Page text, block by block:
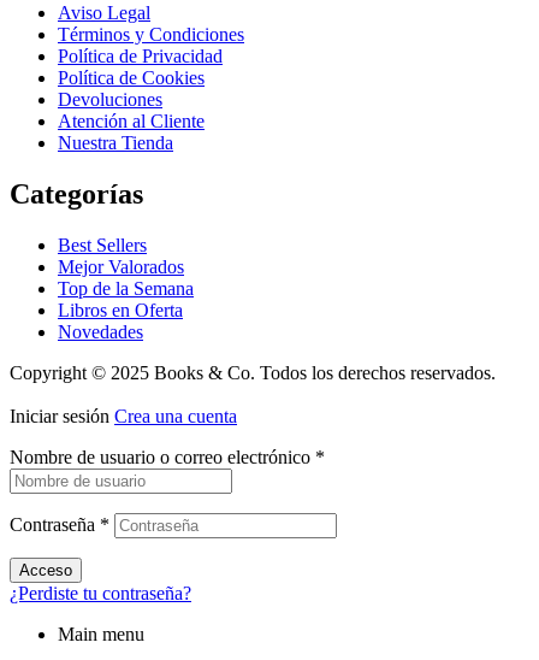
Aviso Legal
Términos y Condiciones
Política de Privacidad
Política de Cookies
Devoluciones
Atención al Cliente
Nuestra Tienda
Categorías
Best Sellers
Mejor Valorados
Top de la Semana
Libros en Oferta
Novedades
Copyright © 2025 Books & Co. Todos los derechos reservados.
Iniciar sesión Crea una cuenta
Nombre de usuario o correo electrónico *
Contraseña *
Acceso
¿Perdiste tu contraseña?
Main menu